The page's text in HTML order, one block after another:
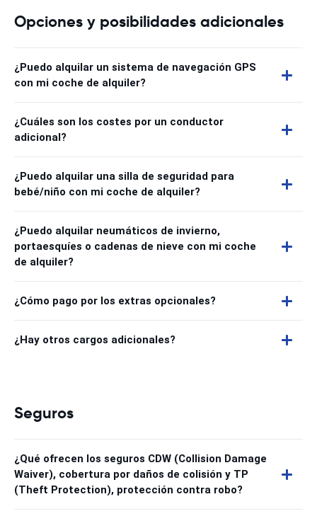
Opciones y posibilidades adicionales
¿Puedo alquilar un sistema de navegación GPS
con mi coche de alquiler?
¿Cuáles son los costes por un conductor
adicional?
¿Puedo alquilar una silla de seguridad para
bebé/niño con mi coche de alquiler?
¿Puedo alquilar neumáticos de invierno,
portaesquíes o cadenas de nieve con mi coche
de alquiler?
¿Cómo pago por los extras opcionales?
¿Hay otros cargos adicionales?
Seguros
¿Qué ofrecen los seguros CDW (Collision Damage
Waiver), cobertura por daños de colisión y TP
(Theft Protection), protección contra robo?